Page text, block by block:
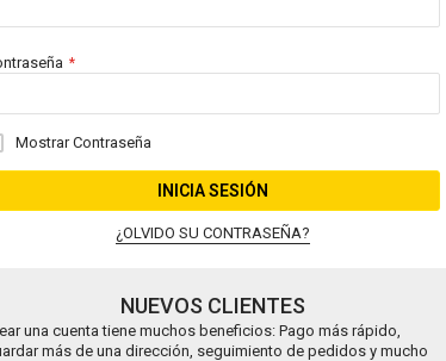
Mostrar Contraseña
INICIA SESIÓN
¿OLVIDO SU CONTRASEÑA?
NUEVOS CLIENTES
una cuenta tiene muchos beneficios: Pago más rápido,
más de una dirección, seguimiento de pedidos y mucho